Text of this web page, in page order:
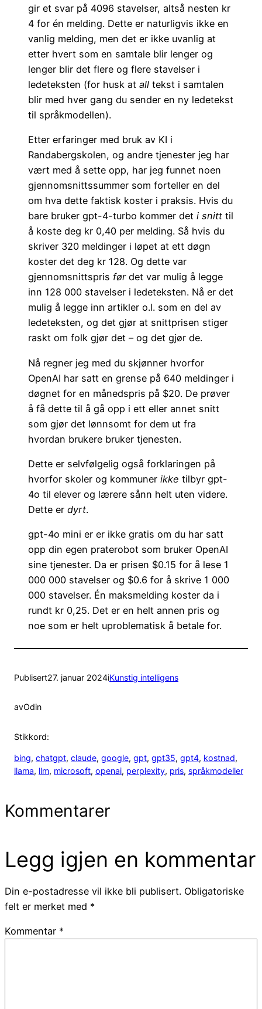
gir et svar på 4096 stavelser, altså nesten kr
4 for én melding. Dette er naturligvis ikke en
vanlig melding, men det er ikke uvanlig at
etter hvert som en samtale blir lenger og
lenger blir det flere og flere stavelser i
ledeteksten (for husk at all tekst i samtalen
blir med hver gang du sender en ny ledetekst
til språkmodellen).
Etter erfaringer med bruk av KI i
Randabergskolen, og andre tjenester jeg har
vært med å sette opp, har jeg funnet noen
gjennomsnittssummer som forteller en del
om hva dette faktisk koster i praksis. Hvis du
bare bruker gpt-4-turbo kommer det i snitt til
å koste deg kr 0,40 per melding. Så hvis du
skriver 320 meldinger i løpet at ett døgn
koster det deg kr 128. Og dette var
gjennomsnittspris førdet var mulig å legge
inn 128 000 stavelser i ledeteksten. Nå er det
mulig å legge inn artikler o.l. som en del av
ledeteksten, og det gjør at snittprisen stiger
raskt om folk gjør det – og det gjør de.
Nå regner jeg med du skjønner hvorfor
OpenAI har satt en grense på 640 meldinger i
døgnet for en månedspris på $20. De prøver
å få dette til å gå opp i ett eller annet snitt
som gjør det lønnsomt for dem ut fra
hvordan brukere bruker tjenesten.
Dette er selvfølgelig også forklaringen på
hvorfor skoler og kommuner ikke tilbyr gpt-
4o til elever og lærere sånn helt uten videre.
Dette er dyrt.
gpt-4o mini er er ikke gratis om du har satt
opp din egen praterobot som bruker OpenAI
sine tjenester. Da er prisen $0.15 for å lese 1
000 000 stavelser og $0.6 for å skrive 1 000
000 stavelser. Én maksmelding koster da i
rundt kr 0,25. Det er en helt annen pris og
noe som er helt uproblematisk å betale for.
Publisert27. januar 2024iKunstig intelligens
avOdin
Stikkord:
bing, chatgpt, claude, google, gpt, gpt35, gpt4, kostnad
llama, llm, microsoft, openai, perplexity, pris, språkmodeller
Kommentarer
Legg igjen en kommentar
Din e-postadresse vil ikke bli publisert. Obligatoriske
felt er merket med *
Kommentar *